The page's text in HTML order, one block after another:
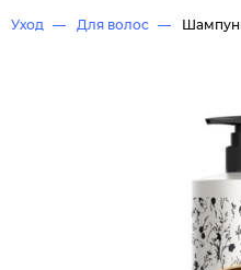
Уход Для волос